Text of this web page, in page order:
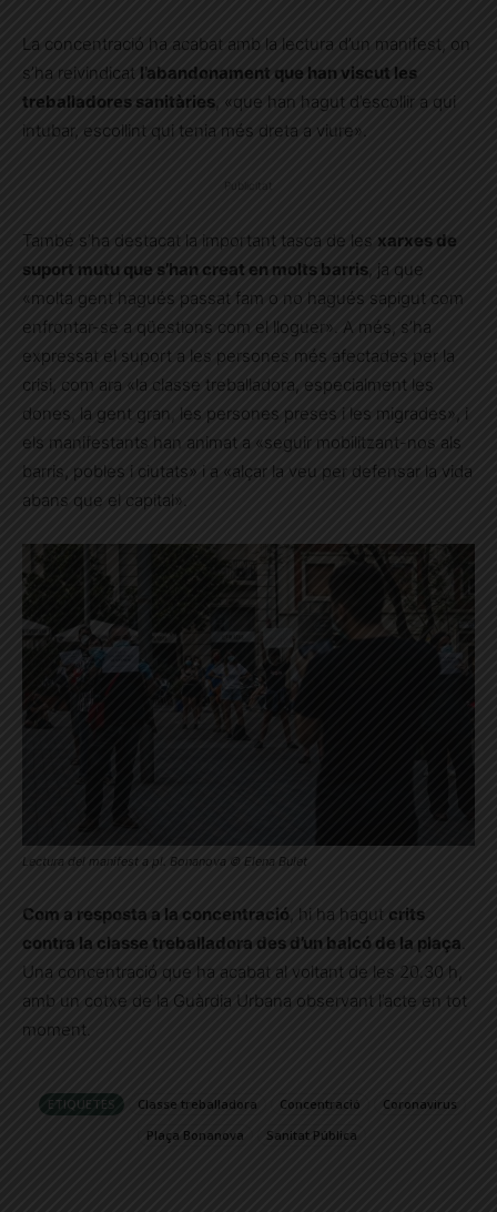
La concentració ha acabat amb la lectura d’un manifest, on
s’ha reivindicat l’abandonament que han viscut les
treballadores sanitàries , «que han hagut d’escollir a qui
intubar, escollint qui tenia més dreta a viure».
També s’ha destacat la important tasca de les xarxes de
suport mutu que s’han creat en molts barris, ja que
«molta gent hagués passat fam o no hagués sapigut com
enfrontar-se a qüestions com el lloguer». A més, s’ha
expressat el suport a les persones més afectades per la
crisi, com ara «la classe treballadora, especialment les
dones, la gent gran, les persones preses i les migrades», i
els manifestants han animat a «seguir mobilitzant-nos als
barris, pobles i ciutats» i a «alçar la veu per defensar la vida
abans que el capital».
Lectura del manifest a pl. Bonanova © Elena Bulet
Com a resposta a la concentració , hi ha hagut crits
contra la classe treballadora des d’un balcó de la plaça.
Una concentració que ha acabat al voltant de les 20.30 h,
amb un cotxe de la Guàrdia Urbana observant l’acte en tot
moment.
ETIQUETES Classe treballadora Concentració
Coronavirus
Plaça Bonanova
Sanitat Pública